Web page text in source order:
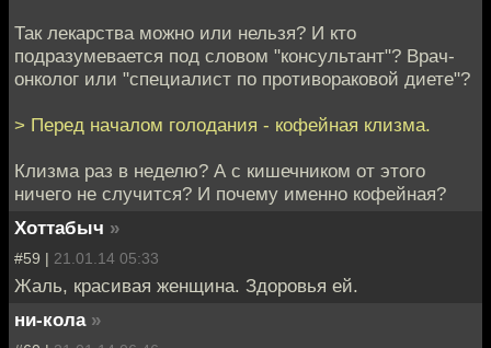
Так лекарства можно или нельзя? И кто
подразумевается под словом "консультант"? Врач-
онколог или "специалист по противораковой диете"?
> Перед началом голодания - кофейная клизма.
Клизма раз в неделю? А с кишечником от этого
ничего не случится? И почему именно кофейная?
Хоттабыч »
#59 | 21.01.14 05:33
Жаль, красивая женщина. Здоровья ей.
ни-кола »